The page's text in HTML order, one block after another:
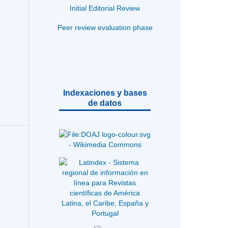
Initial Editorial Review
Peer review evaluation phase
Indexaciones y bases
de datos